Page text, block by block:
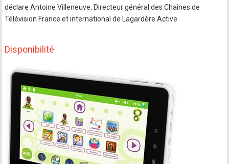
déclare Antoine Villeneuve, Directeur général des Chaînes de
Télévision France et international de Lagardère Active
Disponibilité